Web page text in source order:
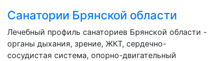
Санатории Брянской области
Лечебный профиль санаториев Брянской области -
органы дыхания, зрение, ЖКТ, сердечно-
сосудистая система, опорно-двигательный